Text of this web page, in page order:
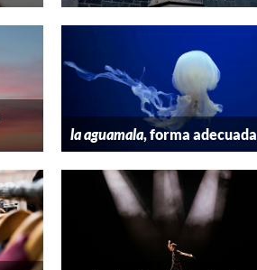
la aguamala, forma adecuada